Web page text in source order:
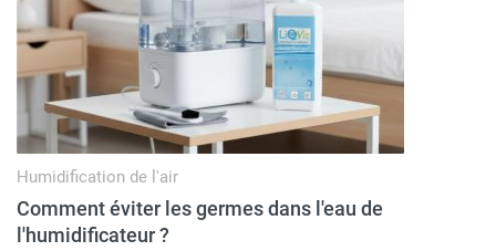
Humidification de l'air
Comment éviter les germes dans l'eau de
l'humidificateur ?